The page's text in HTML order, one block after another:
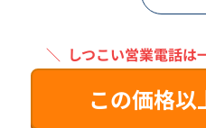
＼ しつこい営業電話は
この価格